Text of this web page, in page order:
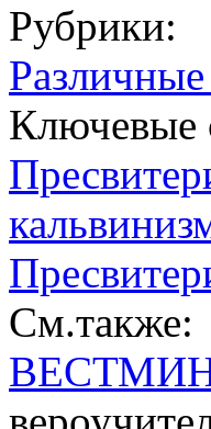
Рубрики:
Ключевые
См.также: